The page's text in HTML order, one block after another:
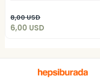
8,00 USD
6,00 USD